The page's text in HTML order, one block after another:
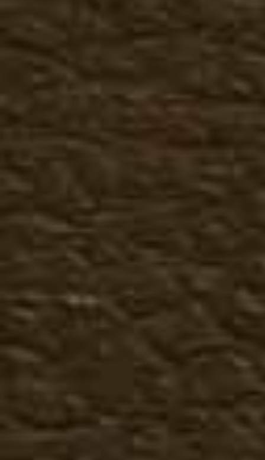
Музыкальные
Черепа
Фэнтази
Мото
Милитари
Музыкальные футболки
Животные
Индейцы
Музыкальные
Черепа
Фэнтази
Мото
Милитари
Аксессуары
Банданы
Подставка для снятия
Пряжки
Ремни
Сбруя к казакам
Средства по уходу за
Сувениры
Шнурки для обуви